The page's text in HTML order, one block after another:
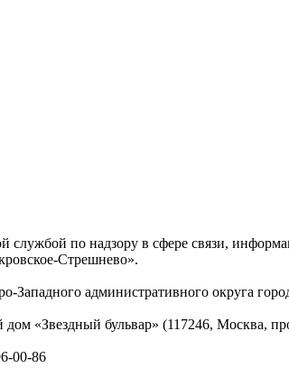
службой по надзору в сфере связи,
Стрешнево».
Западного административного округа
«Звездный бульвар» (117246, Москва,
00-86